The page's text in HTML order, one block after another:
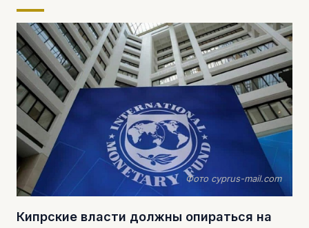
Фото cyprus-mail.com
Кипрские власти должны опираться на